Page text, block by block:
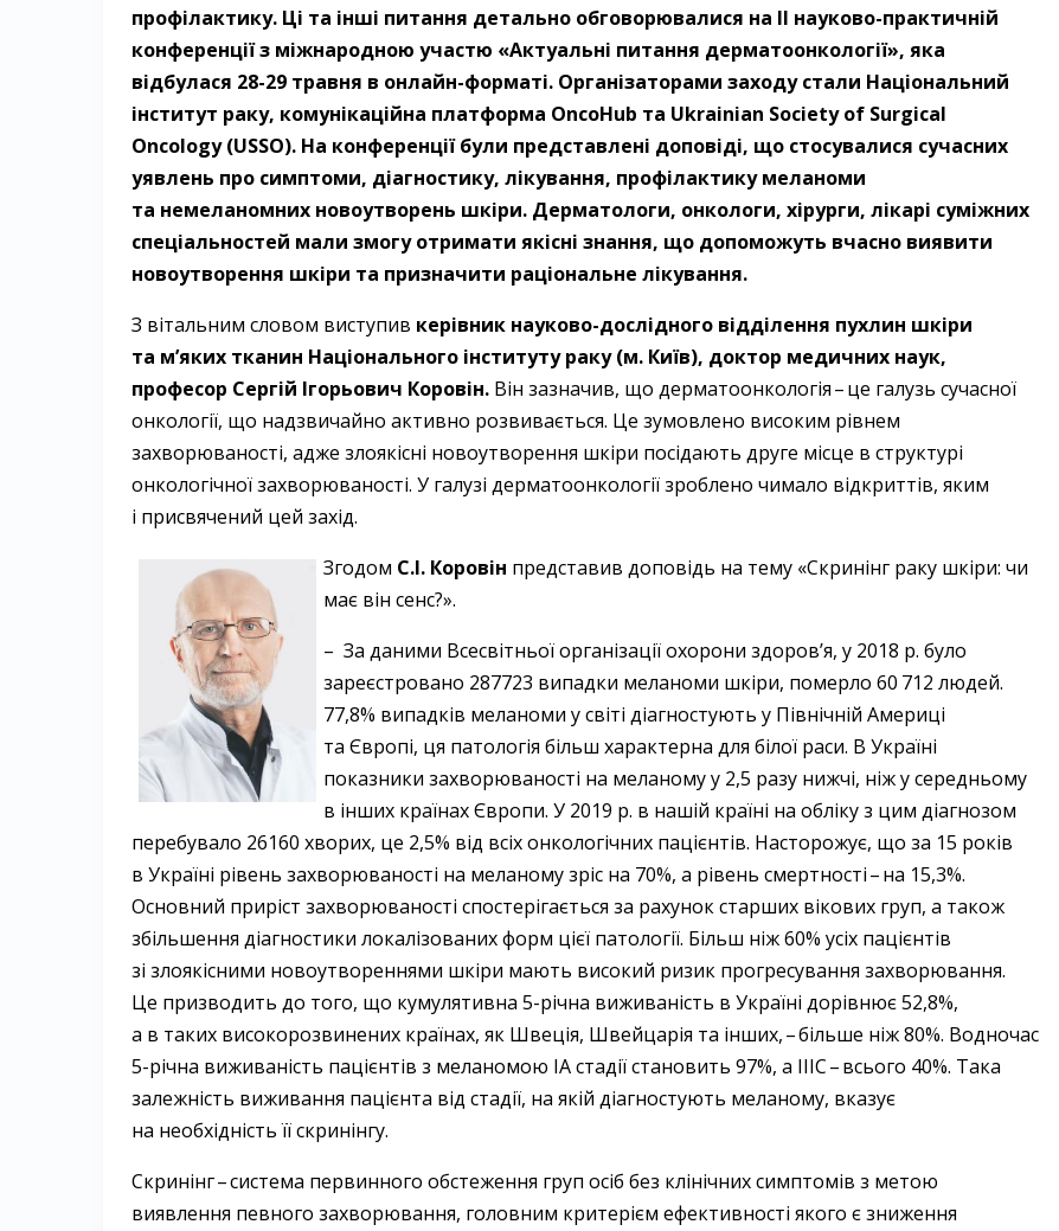
профілактику. Ці та інші питання детально обговорювалися на II науково-практичній
конференції з міжнародною участю «Актуальні питання дерматоонкології», яка
відбулася 28-29 травня в онлайн-форматі. Організаторами заходу стали Національний
інститут раку, комунікаційна платформа OncoHub та Ukrainian Society of Surgical
Oncology (USSO). На конференції були представлені доповіді, що стосувалися сучасних
уявлень про симптоми, діагностику, лікування, профілактику меланоми
та немеланомних новоутворень шкіри. Дерматологи, онкологи, хірурги, лікарі суміжних
спеціальностей мали змогу отримати якісні знання, що допоможуть вчасно виявити
новоутворення шкіри та призначити раціональне лікування.
З вітальним словом виступив керівник науково-дослідного відділення пухлин шкіри
та м’яких тканин Національного інституту раку (м. Київ), доктор медичних наук,
професор Сергій Ігорьович Коровін. Він зазначив, що дерматоонкологія – ​це галузь сучасної
онкології, що надзвичайно активно розвивається. Це зумовлено високим рівнем
захворюваності, адже злоякісні новоутворення шкіри посідають друге місце в структурі
онкологічної захворюваності. У галузі дерматоонкології зроблено чимало відкриттів, яким
і присвячений цей захід.
Згодом С.І. Коровін представив доповідь на тему «Скринінг раку шкіри: чи
має він сенс?».
– За даними Всесвітньої організації охорони здоров’я, у 2018 р. було
зареєстровано 287723 випадки меланоми шкіри, померло 60 712 людей.
77,8% випадків меланоми у світі діагностують у Північній Америці
та Європі, ця патологія більш характерна для білої раси. В Україні
показники захворюваності на меланому у 2,5 разу нижчі, ніж у середньому
в інших країнах Європи. У 2019 р. в нашій країні на обліку з цим діагнозом
перебувало 26160 хворих, це 2,5% від всіх онкологічних пацієнтів. Насторожує, що за 15 років
в Україні рівень захворюваності на меланому зріс на 70%, а рівень смертності – ​на 15,3%.
Основний приріст захворюваності спостерігається за рахунок старших вікових груп, а також
збільшення діагностики локалізованих форм цієї патології. Більш ніж 60% усіх пацієнтів
зі злоякісними новоутвореннями шкіри мають високий ризик прогресування захворювання.
Це призводить до того, що кумулятивна 5-річна виживаність в Україні дорівнює 52,8%,
а в таких високорозвинених країнах, як Швеція, Швейцарія та інших, – ​більше ніж 80%. Водночас
5-річна виживаність пацієнтів з меланомою ІА стадії становить 97%, а ІІІС – ​всього 40%. Така
залежність виживання пацієнта від стадії, на якій діагностують меланому, вказує
на необхідність її скринінгу.
Скринінг – ​система первинного обстеження груп осіб без клінічних симптомів з метою
виявлення певного захворювання, головним критерієм ефективності якого є зниження